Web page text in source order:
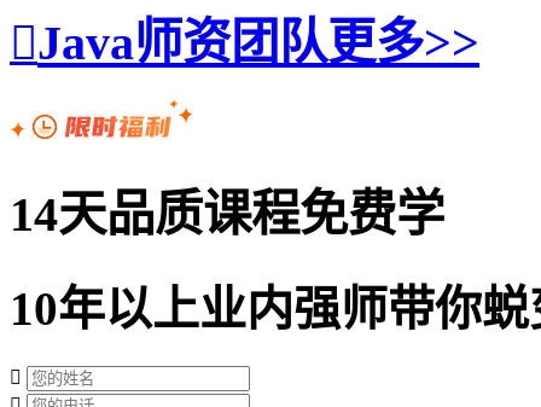
Java师资团队更多>>
14天品质课程免费学
10年以上业内强师带你